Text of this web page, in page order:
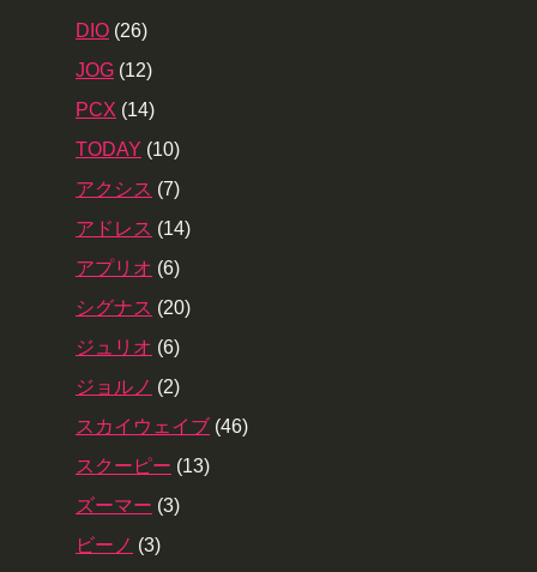
DIO (26)
JOG (12)
PCX (14)
TODAY (10)
アクシス (7)
アドレス (14)
アプリオ (6)
シグナス (20)
ジュリオ (6)
ジョルノ (2)
スカイウェイブ (46)
スクーピー (13)
ズーマー (3)
ビーノ (3)